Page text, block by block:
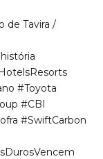
de Tavira /
#Toyota
#CBI
#SwiftCarbon